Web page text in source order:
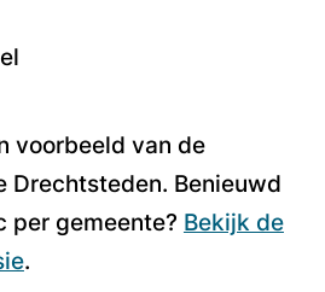
voorbeeld van de
Drechtsteden. Benieuwd
per gemeente? Bekijk de
.